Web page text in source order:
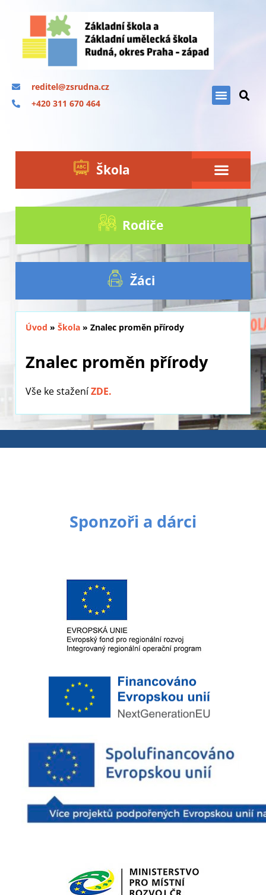
reditel@zsrudna.cz
+420 311 670 464
Škola
Rodiče
Žáci
Úvod » Škola » Znalec proměn přírody
Znalec proměn přírody
Vše ke staženíZDE.
Sponzoři a dárci